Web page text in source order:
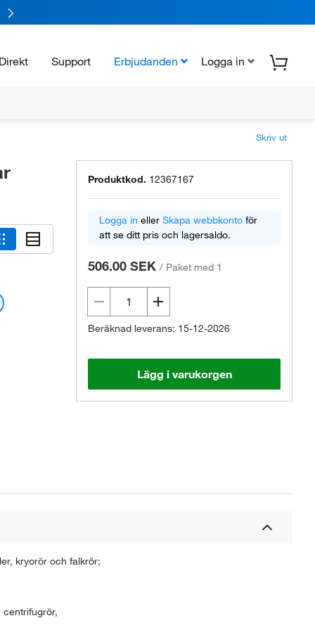
Support Erbjudanden Logga in
Skriv ut
Produktkod. 12367167
Logga in eller Skapa webbkonto för
att se ditt pris och lagersaldo.
506.00 SEK / Paket med 1
Beräknad leverans: 15-12-2026
Lägg i varukorgen
kryorör och falkrör;